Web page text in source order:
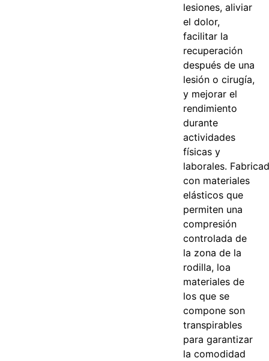
lesiones, aliviar
el dolor,
facilitar la
recuperación
después de una
lesión o cirugía,
y mejorar el
rendimiento
durante
actividades
físicas y
laborales.
con materiales
elásticos que
permiten una
compresión
controlada de
la zona de la
rodilla, loa
materiales de
los que se
compone son
transpirables
para garantizar
la comodidad